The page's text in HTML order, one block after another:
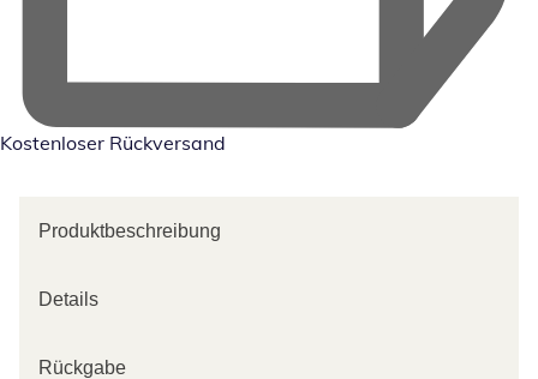
Kostenloser Rückversand
Produktbeschreibung
Details
Rückgabe